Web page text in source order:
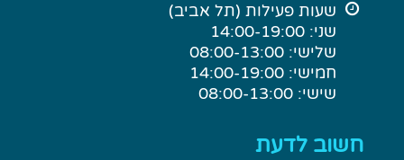
שעות פעילות (תל אביב)
שני: 14:00-19:00
שלישי: 08:00-13:00
חמישי: 14:00-19:00
שישי: 08:00-13:00
חשוב לדעת